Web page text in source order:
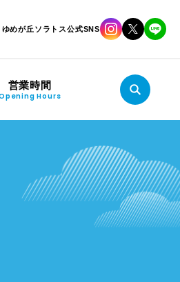
ゆめが丘ソラトス公式SNS
営業時間
Hours